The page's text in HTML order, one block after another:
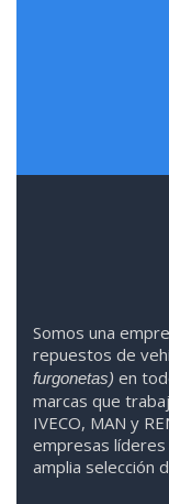
Somos una
repuestos de
furgonetas) en
marcas que
IVECO, MAN y
empresas
amplia selección